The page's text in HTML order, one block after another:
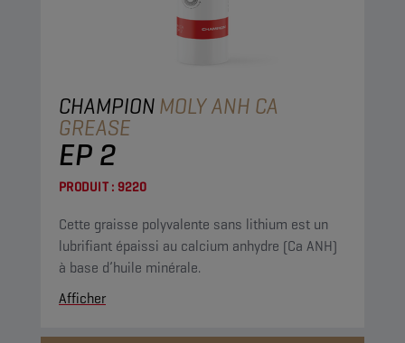
CHAMPIONMOLY ANH CA
GREASE
EP 2
PRODUIT : 9220
Cette graisse polyvalente sans lithium est un
lubrifiant épaissi au calcium anhydre (Ca ANH)
à base d’huile minérale.
Afficher